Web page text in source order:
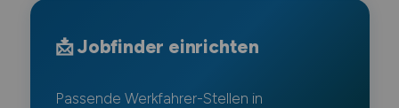
📩 Jobfinder einrichten
Passende Werkfahrer-Stellen in